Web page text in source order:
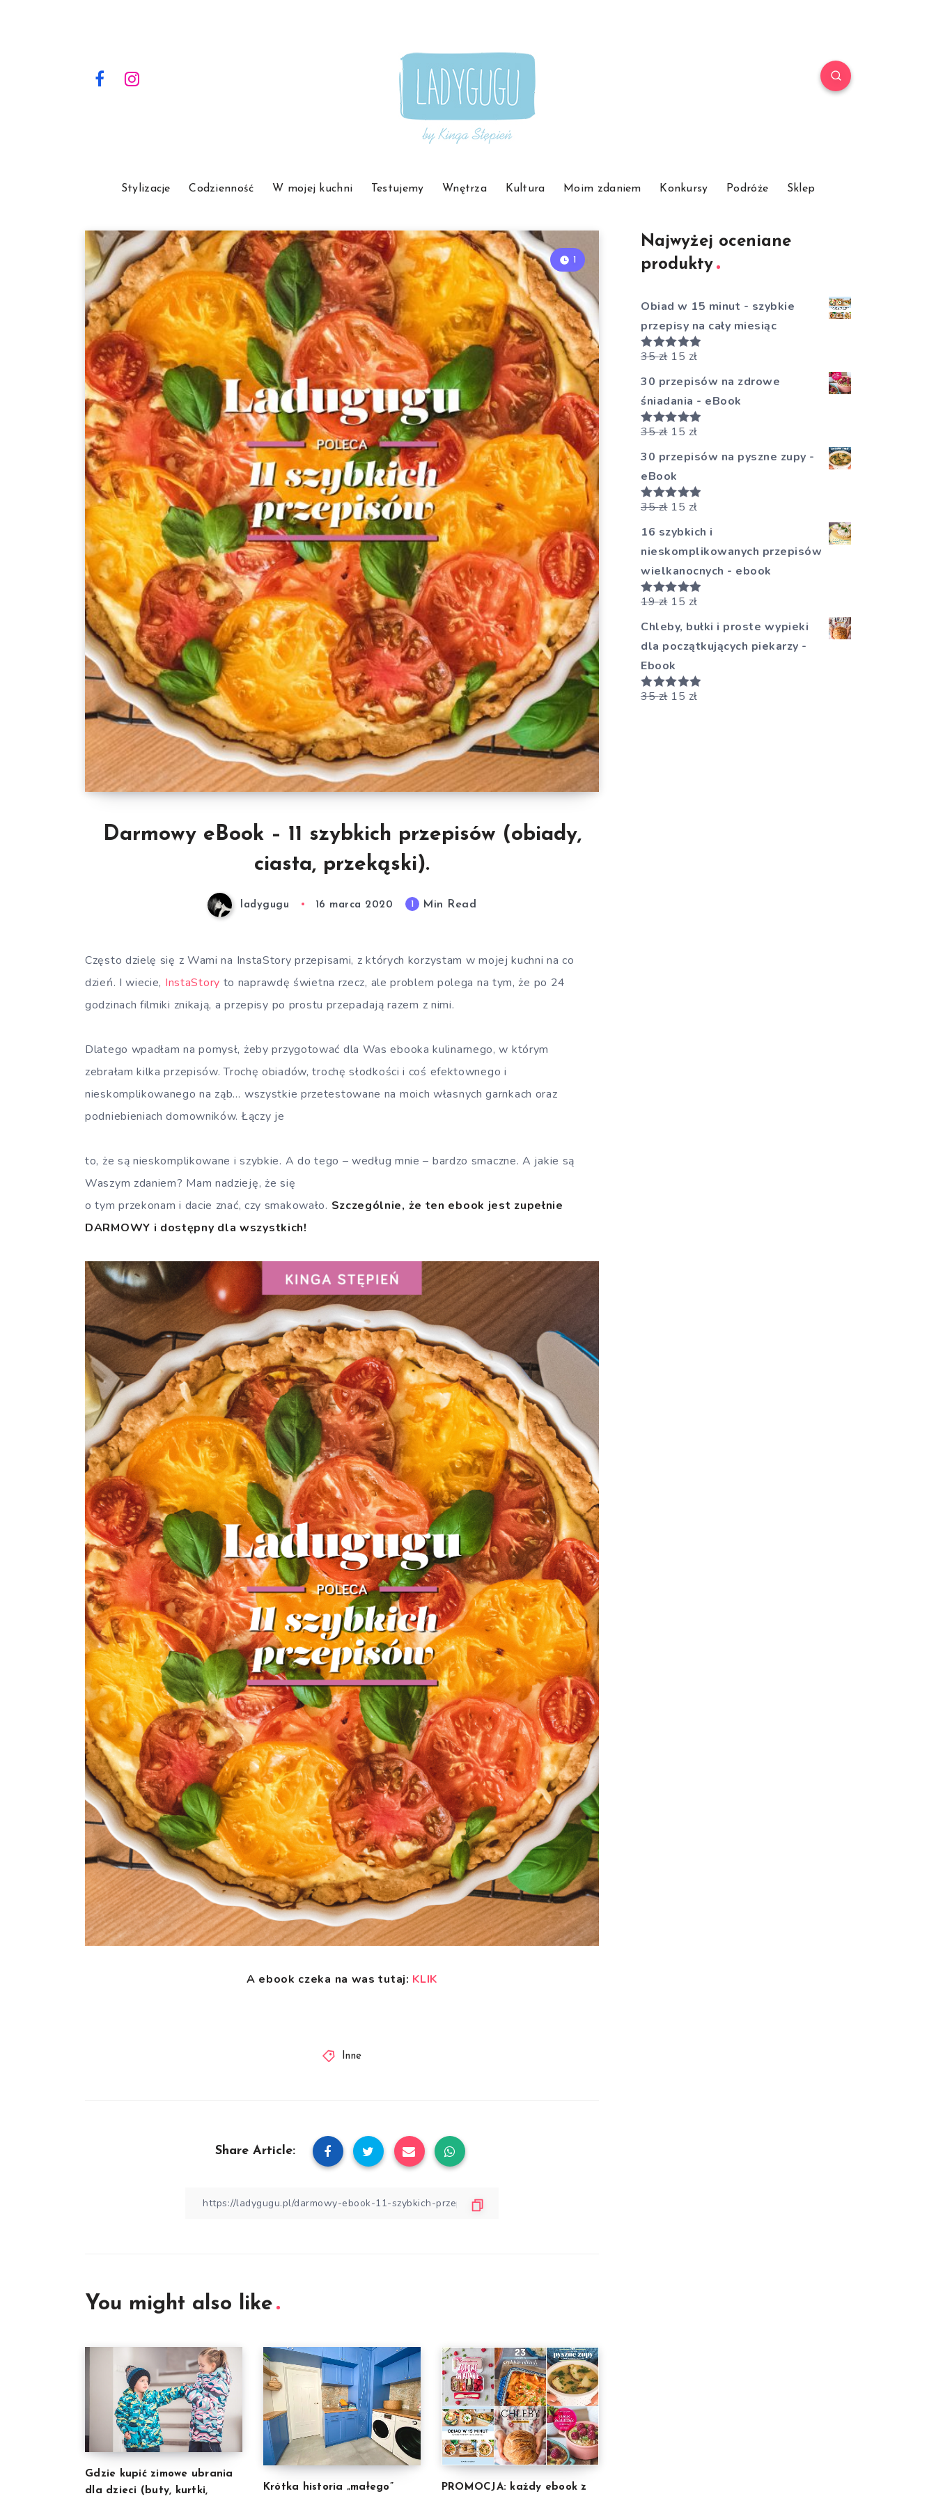
Stylizacje Codzienność W mojej kuchni Testujemy Wnętrza Kultura Moim zdaniem Konkursy Podróże Sklep
1
Darmowy eBook – 11 szybkich przepisów (obiady,
ciasta, przekąski).
ladygugu 16 marca 2020 1 Min Read
Często dzielę się z Wami na InstaStory przepisami, z których korzystam w mojej kuchni na co
dzień. I wiecie, InstaStory to naprawdę świetna rzecz, ale problem polega na tym, że po 24
godzinach filmiki znikają, a przepisy po prostu przepadają razem z nimi.
Dlatego wpadłam na pomysł, żeby przygotować dla Was ebooka kulinarnego, w którym
zebrałam kilka przepisów. Trochę obiadów, trochę słodkości i coś efektownego i
nieskomplikowanego na ząb… wszystkie przetestowane na moich własnych garnkach oraz
podniebieniach domowników. Łączy je
to, że są nieskomplikowane i szybkie. A do tego – według mnie – bardzo smaczne. A jakie są
Waszym zdaniem? Mam nadzieję, że się
o tym przekonam i dacie znać, czy smakowało. Szczególnie, że ten ebook jest zupełnie
DARMOWY i dostępny dla wszystkich!
A ebook czeka na was tutaj: KLIK
Inne
Share Article:
You might also like
Gdzie kupić zimowe ubrania
dla dzieci (buty, kurtki,
Krótka historia „małego” PROMOCJA: każdy ebook z
Najwyżej oceniane
produkty
Obiad w 15 minut - szybkie
przepisy na cały miesiąc
Oceniono
35zł 15 zł
30 przepisów na zdrowe
śniadania - eBook
Oceniono
35zł 15 zł
30 przepisów na pyszne zupy -
eBook
Oceniono
35zł 15 zł
16 szybkich i
nieskomplikowanych przepisów
wielkanocnych - ebook
Oceniono
19zł 15 zł
Chleby, bułki i proste wypieki
dla początkujących piekarzy -
Ebook
Oceniono
35zł 15 zł